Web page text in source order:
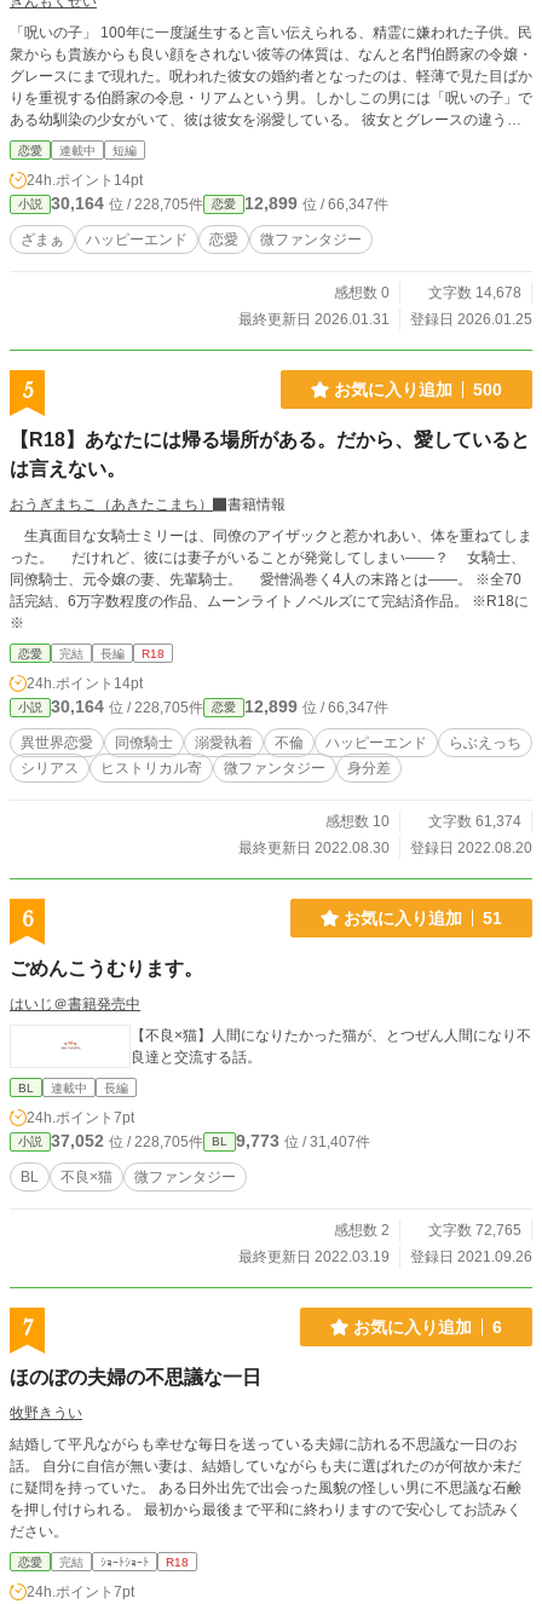
「呪いの子」 100年に一度誕生すると言い伝えられる、精霊に嫌われた子供。民
衆からも貴族からも良い顔をされない彼等の体質は、なんと名門伯爵家の令嬢・
グレースにまで現れた。呪われた彼女の婚約者となったのは、軽薄で見た目ばか
りを重視する伯爵家の令息・リアムという男。しかしこの男には「呪いの子」で
ある幼馴染の少女がいて、彼は彼女を溺愛している。 彼女とグレースの違うと
ころといえば、その呪いが身体に現れているかどうかだけ。周りの者から馬鹿に
され、婚約者にも蔑まれる日々の中、ある日グレースの身に異変が起こる。
恋愛 連載中 短編
24h.ポイント 14pt
小説 30,164 位 / 228,705件 恋愛 12,899 位 / 66,347件
ざまぁ ハッピーエンド 恋愛 微ファンタジー
感想数 0
文字数 14,678
最終更新日 2026.01.31
登録日 2026.01.25
5 お気に入り追加 500
【R18】あなたには帰る場所がある。だから、愛していると
は言えない。
おうぎまちこ（あきたこまち）
書籍情報
生真面目な女騎士ミリーは、同僚のアイザックと惹かれあい、体を重ねてしま
った。 だけれど、彼には妻子がいることが発覚してしまい――？ 女騎士、
同僚騎士、元令嬢の妻、先輩騎士。 愛憎渦巻く4人の末路とは――。 ※全70
話完結、6万字数程度の作品、ムーンライトノベルズにて完結済作品。 ※R18に
※
恋愛 完結 長編 R18
24h.ポイント 14pt
小説 30,164 位 / 228,705件 恋愛 12,899 位 / 66,347件
異世界恋愛 同僚騎士 溺愛執着 不倫 ハッピーエンド
らぶえっち
シリアス
ヒストリカル寄 微ファンタジー 身分差
感想数 10
文字数 61,374
最終更新日 2022.08.30
登録日 2022.08.20
6 お気に入り追加 51
ごめんこうむります。
はいじ＠書籍発売中
【不良×猫】人間になりたかった猫が、とつぜん人間になり不
良達と交流する話。
BL 連載中 長編
24h.ポイント 7pt
小説 37,052 位 / 228,705件 BL 9,773 位 / 31,407件
BL 不良×猫 微ファンタジー
感想数 2
文字数 72,765
最終更新日 2022.03.19
登録日 2021.09.26
7 お気に入り追加 6
ほのぼの夫婦の不思議な一日
牧野きうい
結婚して平凡ながらも幸せな毎日を送っている夫婦に訪れる不思議な一日のお
話。 自分に自信が無い妻は、結婚していながらも夫に選ばれたのが何故か未だ
に疑問を持っていた。 ある日外出先で出会った風貌の怪しい男に不思議な石鹸
を押し付けられる。 最初から最後まで平和に終わりますので安心してお読みく
ださい。
恋愛 完結 ｼｮｰﾄｼｮｰﾄ R18
24h.ポイント 7pt